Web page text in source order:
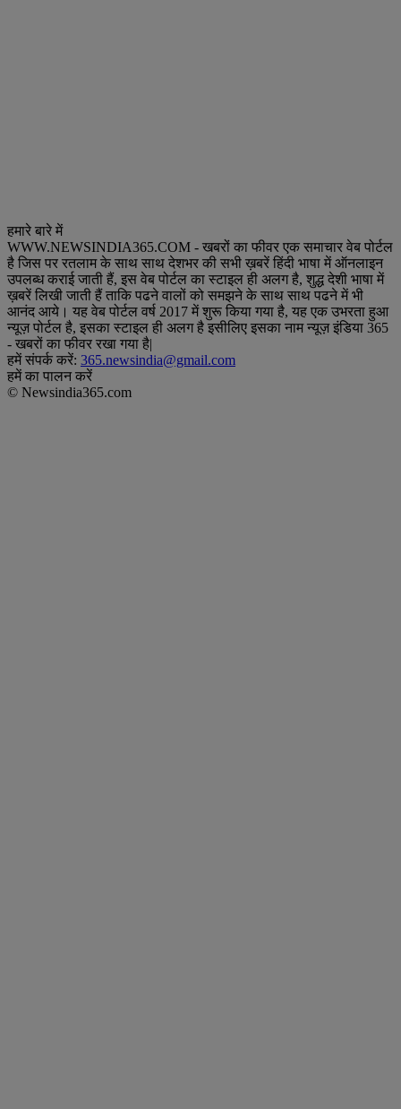
हमारे बारे में
WWW.NEWSINDIA365.COM - खबरों का फीवर एक समाचार वेब पोर्टल
है जिस पर रतलाम के साथ साथ देशभर की सभी ख़बरें हिंदी भाषा में ऑनलाइन
उपलब्ध कराई जाती हैं, इस वेब पोर्टल का स्टाइल ही अलग है, शुद्ध देशी भाषा में
ख़बरें लिखी जाती हैं ताकि पढने वालों को समझने के साथ साथ पढने में भी
आनंद आये। यह वेब पोर्टल वर्ष 2017 में शुरू किया गया है, यह एक उभरता हुआ
न्यूज़ पोर्टल है, इसका स्टाइल ही अलग है इसीलिए इसका नाम न्यूज़ इंडिया 365
- खबरों का फीवर रखा गया है|
हमें संपर्क करें: 365.newsindia@gmail.com
हमें का पालन करें
© Newsindia365.com